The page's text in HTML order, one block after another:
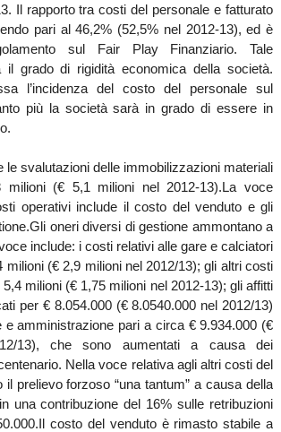
Il rapporto tra costi del personale e fatturato
pari al 46,2% (52,5% nel 2012-13), ed è
sul Fair Play Finanziario. Tale
il grado di rigidità economica della società.
l’incidenza del costo del personale sul
più la società sarà in grado di essere in
le svalutazioni delle immobilizzazioni materiali
(€ 5,1 milioni nel 2012-13).La voce
operativi include il costo del venduto e gli
oneri diversi di gestione ammontano a
include: i costi relativi alle gare e calciatori
milioni (€ 2,9 milioni nel 2012/13); gli altri costi
milioni (€ 1,75 milioni nel 2012-13); gli affitti
per € 8.054.000 (€ 8.0540.000 nel 2012/13)
e amministrazione pari a circa € 9.934.000 (€
13), che sono aumentati a causa dei
Nella voce relativa agli altri costi del
il prelievo forzoso “una tantum” a causa della
una contribuzione del 16% sulle retribuzioni
Il costo del venduto è rimasto stabile a